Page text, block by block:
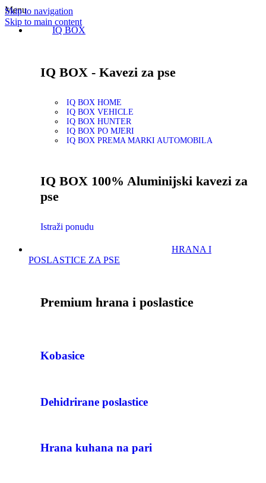
Skip to navigation
Skip to main content
Menu
IQ BOX
IQ BOX - Kavezi za pse
IQ BOX HOME
IQ BOX VEHICLE
IQ BOX HUNTER
IQ BOX PO MJERI
IQ BOX PREMA MARKI AUTOMOBILA
IQ BOX 100% Aluminijski kavezi za
pse
Istraži ponudu
HRANA I
POSLASTICE ZA PSE
Premium hrana i poslastice
Kobasice
Dehidrirane poslastice
Hrana kuhana na pari